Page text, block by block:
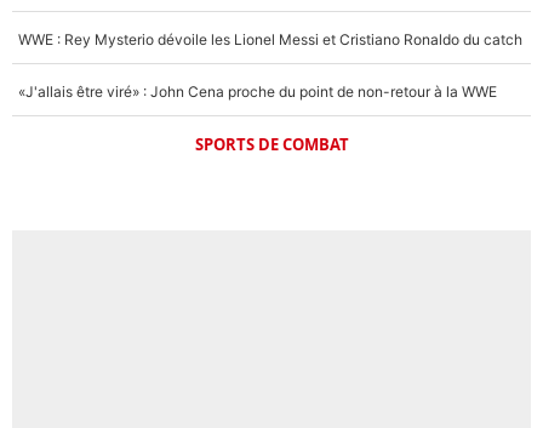
WWE : Rey Mysterio dévoile les Lionel Messi et Cristiano Ronaldo du catch
«J'allais être viré» : John Cena proche du point de non-retour à la WWE
SPORTS DE COMBAT